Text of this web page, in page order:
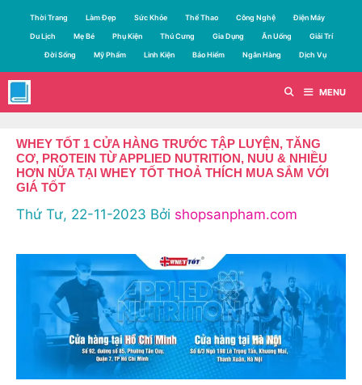
dung
Thời Trang Làm Đẹp Sức Khỏe Thể Thao Công Nghệ Điện Máy
Du Lịch Mẹ Bé Phụ Kiện Thú Cưng Gia Dụng Ăn Uống Giải Trí
Đời Sống Mỹ Phẩm Linh Kiện Bảo Hiểm Ngân Hàng Dịch Vụ
MENU
WHEY TỐT 1 CỬA HÀNG TRƯỚC TẬP LUYỆN, TĂNG
CƠ, PROTEIN TỪ APPLIED NUTRITION, NUU & NHIỀU
HƠN NỮA TẠI WHEY TỐT THOẢ THÍCH MUA SẮM VỚI
GIÁ TỐT
Thứ Tư, 22-11-2023 Bởi shopsanpham.com